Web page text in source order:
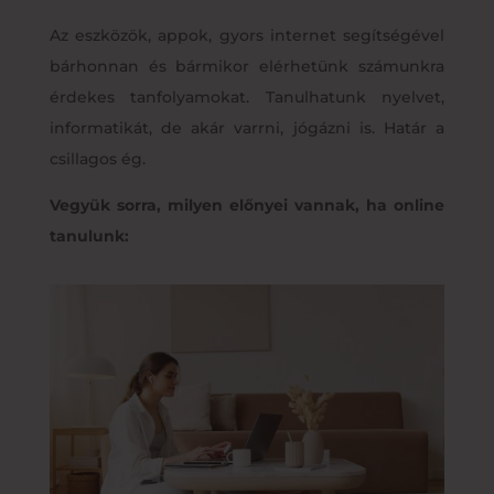
Az eszközök, appok, gyors internet segítségével
bárhonnan és bármikor elérhetünk számunkra
érdekes tanfolyamokat. Tanulhatunk nyelvet,
informatikát, de akár varrni, jógázni is. Határ a
csillagos ég.
Vegyük sorra, milyen előnyei vannak, ha online
tanulunk: